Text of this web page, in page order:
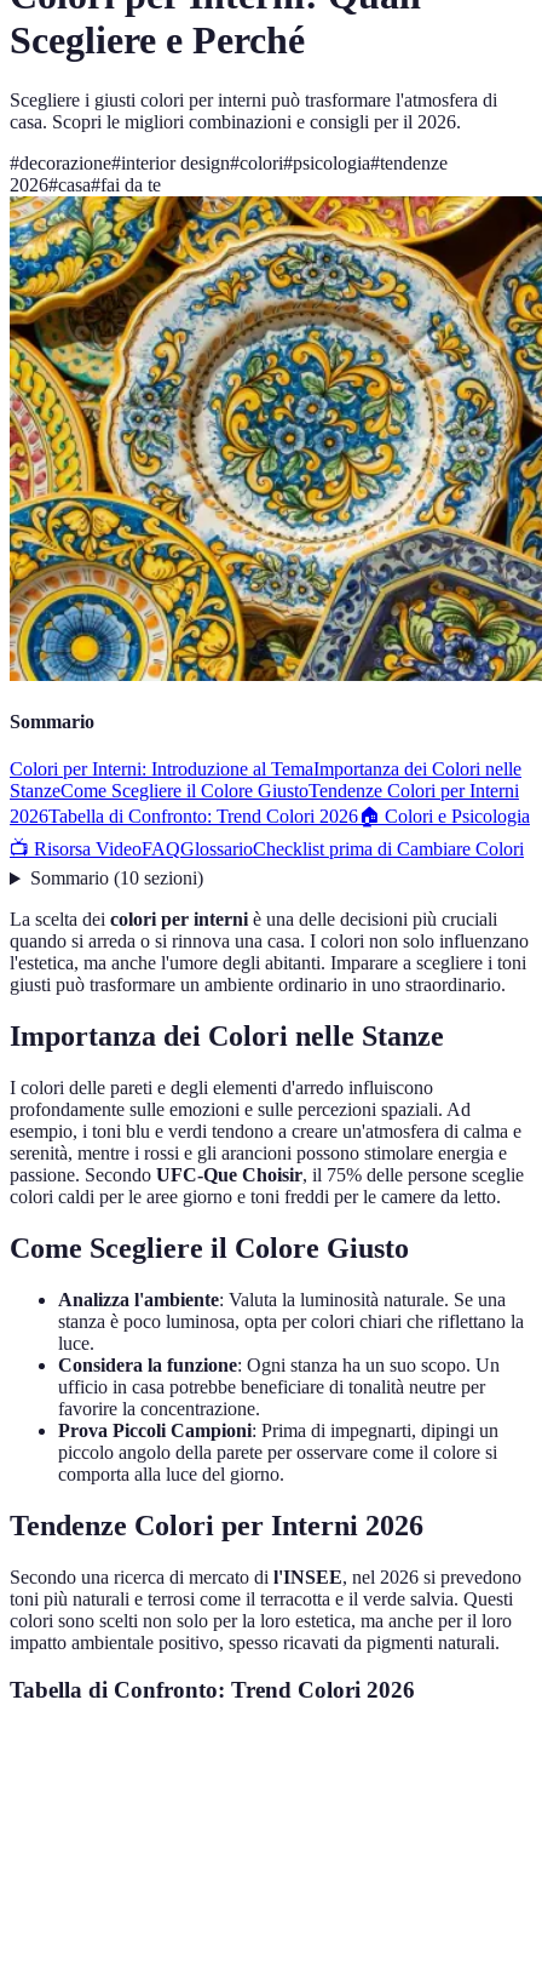
Scegliere e Perché
Scegliere i giusti colori per interni può trasformare l'atmosfera di
casa. Scopri le migliori combinazioni e consigli per il 2026.
#decorazione#interior design#colori#psicologia#tendenze
2026#casa#fai da te
Sommario
Colori per Interni: Introduzione al TemaImportanza dei Colori nelle
StanzeCome Scegliere il Colore GiustoTendenze Colori per Interni
2026Tabella di Confronto: Trend Colori 2026🏠 Colori e Psicologia
📺 Risorsa VideoFAQGlossarioChecklist prima di Cambiare Colori
Sommario(10 sezioni)
La scelta dei colori per interniè una delle decisioni più cruciali
quando si arreda o si rinnova una casa. I colori non solo influenzano
l'estetica, ma anche l'umore degli abitanti. Imparare a scegliere i toni
giusti può trasformare un ambiente ordinario in uno straordinario.
Importanza dei Colori nelle Stanze
I colori delle pareti e degli elementi d'arredo influiscono
profondamente sulle emozioni e sulle percezioni spaziali. Ad
esempio, i toni blu e verdi tendono a creare un'atmosfera di calma e
serenità, mentre i rossi e gli arancioni possono stimolare energia e
passione. Secondo UFC-Que Choisir, il 75% delle persone sceglie
colori caldi per le aree giorno e toni freddi per le camere da letto.
Come Scegliere il Colore Giusto
Analizza l'ambiente: Valuta la luminosità naturale. Se una
stanza è poco luminosa, opta per colori chiari che riflettano la
luce.
Considera la funzione: Ogni stanza ha un suo scopo. Un
ufficio in casa potrebbe beneficiare di tonalità neutre per
favorire la concentrazione.
Prova Piccoli Campioni: Prima di impegnarti, dipingi un
piccolo angolo della parete per osservare come il colore si
comporta alla luce del giorno.
Tendenze Colori per Interni 2026
Secondo una ricerca di mercato di l'INSEE, nel 2026 si prevedono
toni più naturali e terrosi come il terracotta e il verde salvia. Questi
colori sono scelti non solo per la loro estetica, ma anche per il loro
impatto ambientale positivo, spesso ricavati da pigmenti naturali.
Tabella di Confronto: Trend Colori 2026